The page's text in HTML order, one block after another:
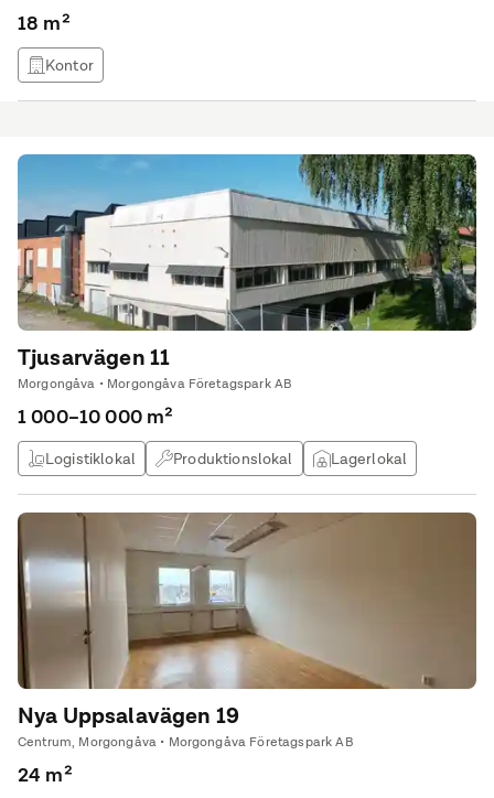
18 m²
Kontor
Tjusarvägen 11
Morgongåva • Morgongåva Företagspark AB
1 000–10 000 m²
Logistiklokal Produktionslokal
Lagerlokal
Kontor & Lager
Nya Uppsalavägen 19
Centrum, Morgongåva • Morgongåva Företagspark AB
24 m²